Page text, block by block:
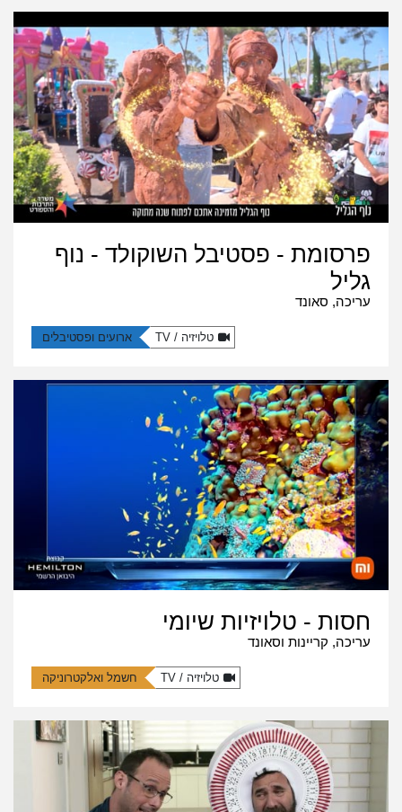
פרסומת - פסטיבל השוקולד - נוף
גליל
עריכה, סאונד
טלויזיה / TV ארועים ופסטיבלים
חסות - טלויזיות שיומי
עריכה, קריינות וסאונד
טלויזיה / TV חשמל ואלקטרוניקה